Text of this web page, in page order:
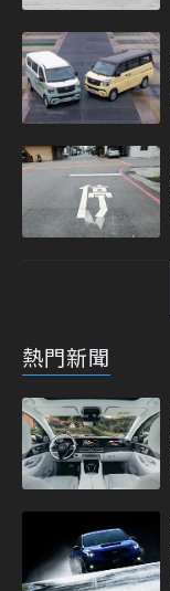
熱門新聞